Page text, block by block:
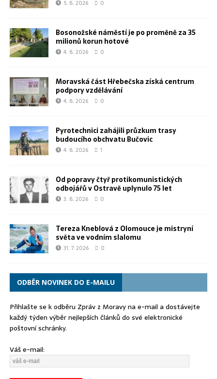
5. 8. 2026 0
Bosonožské náměstí je po proměně za 35
milionů korun hotové
4. 8. 2026 0
Moravská část Hřebečska získá centrum
podpory vzdělávání
4. 8. 2026 0
Pyrotechnici zahájili průzkum trasy
budoucího obchvatu Bučovic
4. 8. 2026 1
Od popravy čtyř protikomunistických
odbojářů v Ostravě uplynulo 75 let
3. 8. 2026 0
Tereza Kneblová z Olomouce je mistryní
světa ve vodním slalomu
31. 7. 2026 0
ODBĚR NOVINEK DO E-MAILU
Přihlašte se k odběru Zpráv z Moravy na e-mail a dostávejte
každý týden výběr nejlepších článků do své elektronické
poštovní schránky.
Váš e-mail: